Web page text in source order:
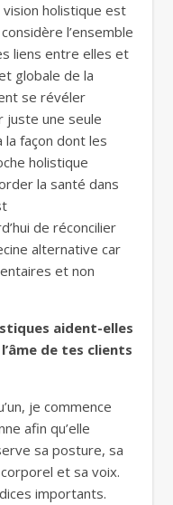
holistique est
l’ensemble
liens entre elles et
globale de la
se révéler
une seule
la façon dont les
holistique
la santé dans
de réconcilier
alternative car
et non
aident-elles
de tes clients
je commence
afin qu’elle
sa posture, sa
et sa voix.
importants.